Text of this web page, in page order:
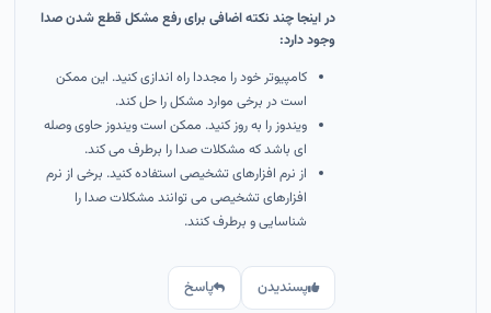
در اینجا چند نکته اضافی برای رفع مشکل قطع شدن صدا
وجود دارد:
کامپیوتر خود را مجددا راه اندازی کنید. این ممکن
است در برخی موارد مشکل را حل کند.
ویندوز را به روز کنید. ممکن است ویندوز حاوی وصله
ای باشد که مشکلات صدا را برطرف می کند.
از نرم افزارهای تشخیصی استفاده کنید. برخی از نرم
افزارهای تشخیصی می توانند مشکلات صدا را
شناسایی و برطرف کنند.
پسندیدن پاسخ